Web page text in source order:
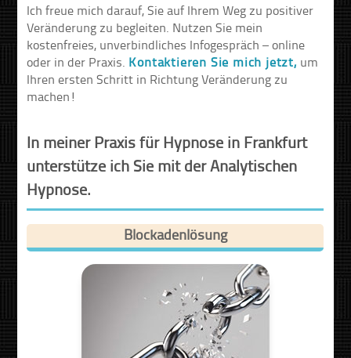
Ich freue mich darauf, Sie auf Ihrem Weg zu positiver
Veränderung zu begleiten. Nutzen Sie mein
kostenfreies, unverbindliches Infogespräch – online
oder in der Praxis. Kontaktieren Sie mich jetzt, um
Ihren ersten Schritt in Richtung Veränderung zu
machen!
In meiner Praxis für Hypnose in Frankfurt
unterstütze ich Sie mit der Analytischen
Hypnose.
Blockadenlösung